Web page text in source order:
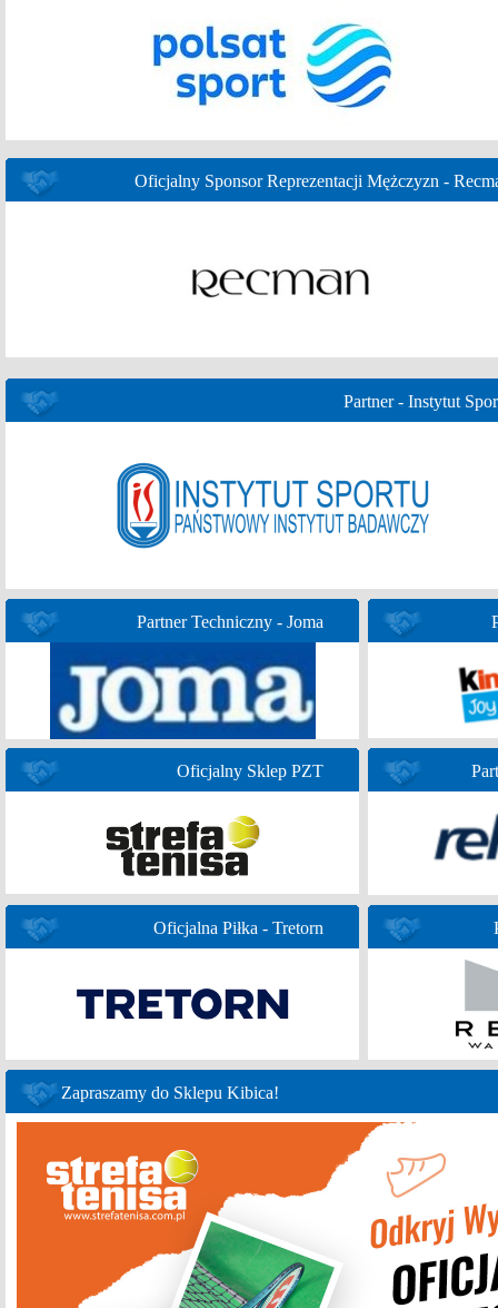
Oficjalny Sponsor Reprezentacji Mężczyzn -
Partner - Instytut
Partner Techniczny - Joma
Oficjalny Sklep PZT
Oficjalna Piłka - Tretorn
Zapraszamy do Sklepu Kibica!